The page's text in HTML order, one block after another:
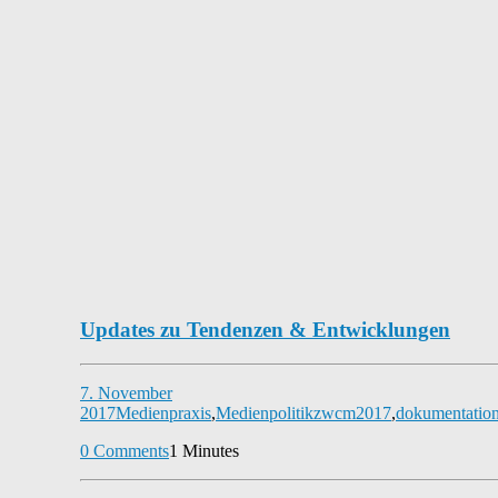
Updates zu Tendenzen & Entwicklungen
7. November
2017Medienpraxis,Medienpolitikzwcm2017,
0 Comments1 Minutes